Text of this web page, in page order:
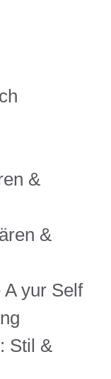
&
&
yur Self
Stil &